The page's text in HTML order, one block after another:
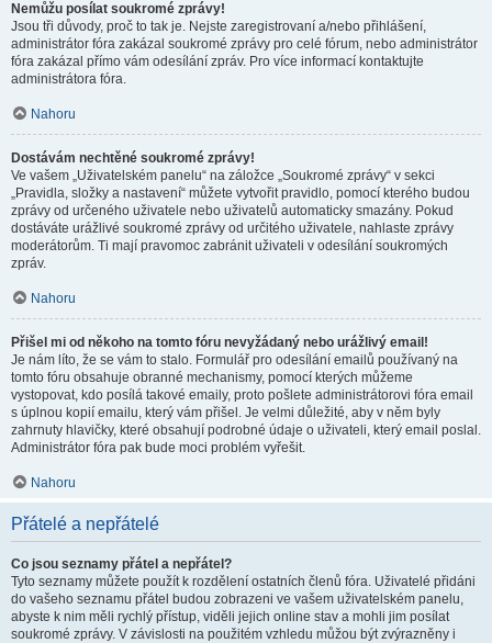
Nemůžu posílat soukromé zprávy!
Jsou tři důvody, proč to tak je. Nejste zaregistrovaní a/nebo přihlášení,
administrátor fóra zakázal soukromé zprávy pro celé fórum, nebo administrátor
fóra zakázal přímo vám odesílání zpráv. Pro více informací kontaktujte
administrátora fóra.
Nahoru
Dostávám nechtěné soukromé zprávy!
Ve vašem „Uživatelském panelu“ na záložce „Soukromé zprávy“ v sekci
„Pravidla, složky a nastavení“ můžete vytvořit pravidlo, pomocí kterého budou
zprávy od určeného uživatele nebo uživatelů automaticky smazány. Pokud
dostáváte urážlivé soukromé zprávy od určitého uživatele, nahlaste zprávy
moderátorům. Ti mají pravomoc zabránit uživateli v odesílání soukromých
zpráv.
Nahoru
Přišel mi od někoho na tomto fóru nevyžádaný nebo urážlivý email!
Je nám líto, že se vám to stalo. Formulář pro odesílání emailů používaný na
tomto fóru obsahuje obranné mechanismy, pomocí kterých můžeme
vystopovat, kdo posílá takové emaily, proto pošlete administrátorovi fóra email
s úplnou kopií emailu, který vám přišel. Je velmi důležité, aby v něm byly
zahrnuty hlavičky, které obsahují podrobné údaje o uživateli, který email poslal.
Administrátor fóra pak bude moci problém vyřešit.
Nahoru
Přátelé a nepřátelé
Co jsou seznamy přátel a nepřátel?
Tyto seznamy můžete použít k rozdělení ostatních členů fóra. Uživatelé přidáni
do vašeho seznamu přátel budou zobrazeni ve vašem uživatelském panelu,
abyste k nim měli rychlý přístup, viděli jejich online stav a mohli jim posílat
soukromé zprávy. V závislosti na použitém vzhledu můžou být zvýrazněny i